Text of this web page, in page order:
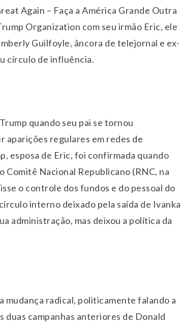
Again – Faça a América Grande Outra
Organization com seu irmão Eric, ele
Guilfoyle, âncora de telejornal e ex-
círculo de influência.
quando seu pai se tornou
aparições regulares em redes de
esposa de Eric, foi confirmada quando
Comitê Nacional Republicano (RNC, na
o controle dos fundos e do pessoal do
interno deixado pela saída de Ivanka
administração, mas deixou a política da
mudança radical, politicamente falando a
campanhas anteriores de Donald